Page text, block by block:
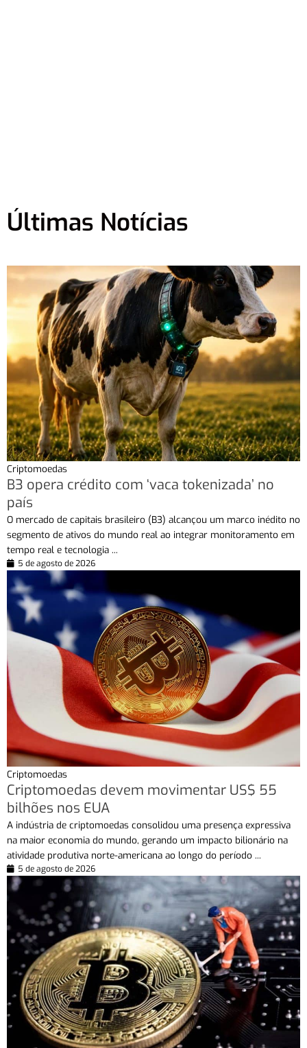
Últimas Notícias
Criptomoedas
B3 opera crédito com ‘vaca tokenizada’ no
país
O mercado de capitais brasileiro (B3) alcançou um marco inédito no
segmento de ativos do mundo real ao integrar monitoramento em
tempo real e tecnologia ...
5 de agosto de 2026
Criptomoedas
Criptomoedas devem movimentar US$ 55
bilhões nos EUA
A indústria de criptomoedas consolidou uma presença expressiva
na maior economia do mundo, gerando um impacto bilionário na
atividade produtiva norte-americana ao longo do período ...
5 de agosto de 2026